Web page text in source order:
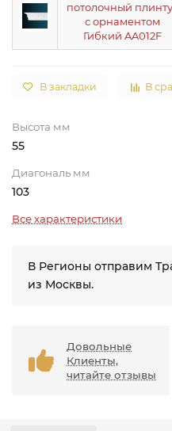
потолочный
с орнаментом
Гибкий AA012F
В закладки В
Высота мм
55
Диагональ мм
103
Все характеристики
В Регионы отправим
из Москвы.
Довольные
Клиенты,
читайте отзывы